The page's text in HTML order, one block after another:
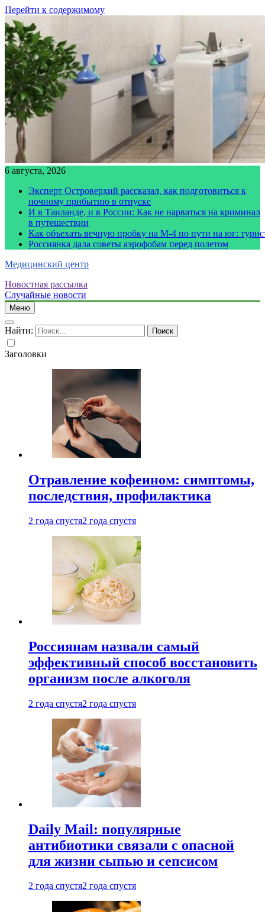
Перейти к содержимому
6 августа, 2026
Эксперт Островерхий рассказал, как подготовиться к
ночному прибытию в отпуске
И в Таиланде, и в России: Как не нарваться на криминал
в путешествии
Как объехать вечную пробку на М-4 по пути на юг:
Россиянка дала советы аэрофобам перед полетом
Медицинский центр
Новостная рассылка
Случайные новости
Меню
Найти:
Заголовки
Отравление кофеином: симптомы,
последствия, профилактика
2 года спустя2 года спустя
Россиянам назвали самый
эффективный способ восстановить
организм после алкоголя
2 года спустя2 года спустя
Daily Mail: популярные
антибиотики связали с опасной
для жизни сыпью и сепсисом
2 года спустя2 года спустя